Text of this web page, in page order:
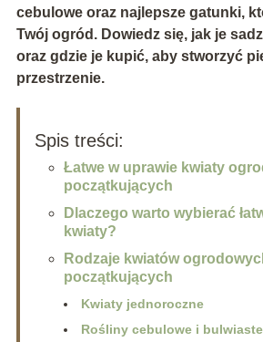
cebulowe oraz najlepsze gatunki,
Twój ogród. Dowiedz się, jak je
oraz gdzie je kupić, aby stworzyć
przestrzenie.
Spis treści:
Łatwe w uprawie kwiaty
początkujących
Dlaczego warto wybierać
kwiaty?
Rodzaje kwiatów
początkujących
Kwiaty jednoroczne
Rośliny cebulowe i bulwiaste